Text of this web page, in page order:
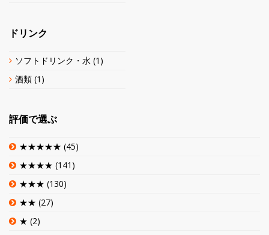
ドリンク
ソフトドリンク・水 (1)
酒類 (1)
評価で選ぶ
★★★★★ (45)
★★★★ (141)
★★★ (130)
★★ (27)
★ (2)